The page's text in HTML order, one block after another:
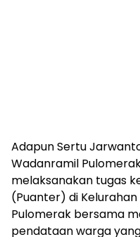
Adapun Sertu
Wadanramil
melaksanakan tugas
(Puanter) di
Pulomerak bersama
pendataan warga